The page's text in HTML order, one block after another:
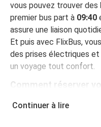
vous pouvez trouver des
premier bus part à 09:40
assure une liaison
Et puis avec FlixBus,
des prises électriques et
un voyage tout confort.
Comment réserver
Continuer à lire